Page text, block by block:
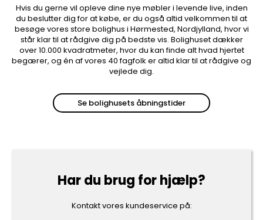
Hvis du gerne vil opleve dine nye møbler i levende live, inden
du beslutter dig for at købe, er du også altid velkommen til at
besøge vores store bolighus i Hørmested, Nordjylland, hvor vi
står klar til at rådgive dig på bedste vis. Bolighuset dækker
over 10.000 kvadratmeter, hvor du kan finde alt hvad hjertet
begærer, og én af vores 40 fagfolk er altid klar til at rådgive og
vejlede dig.
Se bolighusets åbningstider
Har du brug for hjælp?
Kontakt vores kundeservice på: